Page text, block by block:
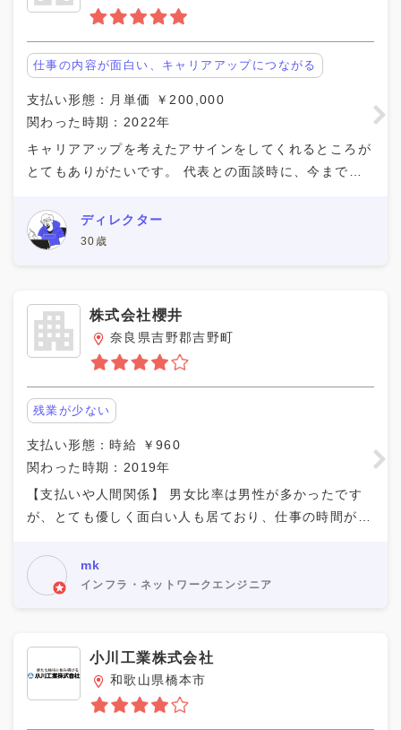
ファッション
店舗運営
教育・研究
営業系
企画系
経理・人事
その他
仕事の内容が面白い、キャリアアップにつなが
る
一緒に働く現場側の社員に良い人が多い
決めてくれる）
皆が同じ目線で働ける、外注も社員も区別が少
ない
必要に応じて休みが取れる
単価アップに快く応じてくれた
仕事の内容が面白い、キャリアアップにつながる
支払い形態：月単価 ￥200,000
関わった時期：2022年
キャリアアップを考えたアサインをしてくれるところが
とてもありがたいです。 代表との面談時に、今までの
その後、試しに副業として週１で入り、お互いのマッ
ディレクター
30歳
株式会社櫻井
奈良県吉野郡吉野町
残業が少ない
支払い形態：時給 ￥960
関わった時期：2019年
【支払いや人間関係】 男女比率は男性が多かったです
が、とても優しく面白い人も居ており、仕事の時間が経
っくり休憩ができました。お休みも気を使わずにとる事
mk
インフラ・ネットワークエンジニア
小川工業株式会社
和歌山県橋本市